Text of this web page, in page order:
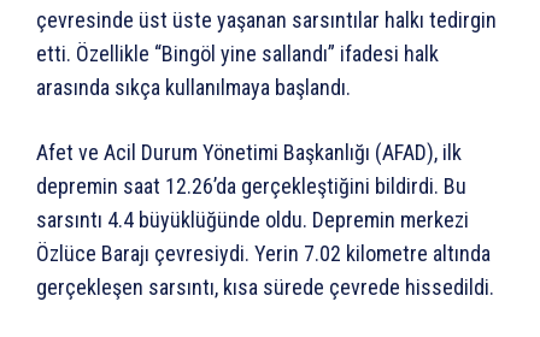
çevresinde üst üste yaşanan sarsıntılar halkı tedirgin
etti. Özellikle “Bingöl yine sallandı” ifadesi halk
arasında sıkça kullanılmaya başlandı.
Afet ve Acil Durum Yönetimi Başkanlığı (AFAD), ilk
depremin saat 12.26’da gerçekleştiğini bildirdi. Bu
sarsıntı 4.4 büyüklüğünde oldu. Depremin merkezi
Özlüce Barajı çevresiydi. Yerin 7.02 kilometre altında
gerçekleşen sarsıntı, kısa sürede çevrede hissedildi.